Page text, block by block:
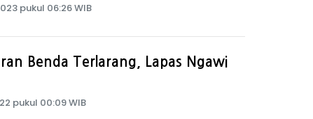
pukul 06:26 WIB
Benda Terlarang, Lapas Ngawi
pukul 00:09 WIB